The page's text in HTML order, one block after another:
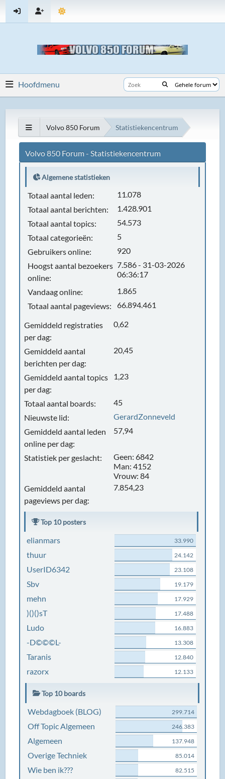
Hoofdmenu
Volvo 850 Forum Statistiekencentrum
Volvo 850 Forum - Statistiekencentrum
Algemene statistieken
Totaal aantal leden:
11.078
Totaal aantal berichten:
1.428.901
Totaal aantal topics:
54.573
Totaal categorieën:
5
Gebruikers online:
920
Hoogst aantal bezoekers
online:
7.586 - 31-03-2026
06:36:17
Vandaag online:
1.865
Totaal aantal pageviews:
66.894.461
Gemiddeld registraties
per dag:
0,62
Gemiddeld aantal
berichten per dag:
20,45
Gemiddeld aantal topics
per dag:
1,23
Totaal aantal boards:
45
Nieuwste lid:
GerardZonneveld
Gemiddeld aantal leden
online per dag:
57,94
Statistiek per geslacht:
Geen: 6842
Man: 4152
Vrouw: 84
Gemiddeld aantal
pageviews per dag:
7.854,23
Top 10 posters
elianmars 33.990
thuur 24.142
UserID6342 23.108
Sbv 19.179
mehn 17.929
)()()sT 17.488
Ludo 16.883
-D©©©L- 13.308
Taranis 12.840
razorx 12.133
Top 10 boards
Webdagboek (BLOG) 299.714
Off Topic Algemeen 246.383
Algemeen 137.948
Overige Techniek 85.014
Wie ben ik??? 82.515